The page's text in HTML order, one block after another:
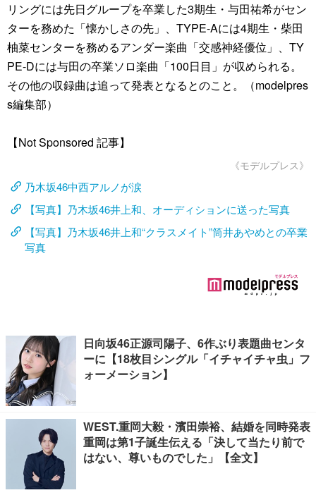
リングには先日グループを卒業した3期生・与田祐希がセン
ターを務めた「懐かしさの先」、TYPE-Aには4期生・柴田
柚菜センターを務めるアンダー楽曲「交感神経優位」、TY
PE-Dには与田の卒業ソロ楽曲「100日目」が収められる。
その他の収録曲は追って発表となるとのこと。（modelpres
s編集部）
【Not Sponsored 記事】
《モデルプレス》
乃木坂46中西アルノが涙
【写真】乃木坂46井上和、オーディションに送った写真
【写真】乃木坂46井上和“クラスメイト”筒井あやめとの卒業
写真
日向坂46正源司陽子、6作ぶり表題曲センタ
ーに【18枚目シングル「イチャイチャ虫」フ
ォーメーション】
WEST.重岡大毅・濱田崇裕、結婚を同時発表
重岡は第1子誕生伝える「決して当たり前で
はない、尊いものでした」【全文】